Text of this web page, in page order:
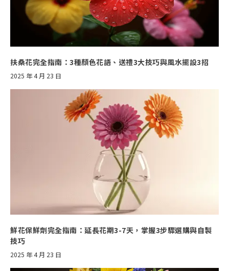
扶桑花完全指南：3種顏色花語、送禮3大技巧與風水擺設3招
2025 年 4 月 23 日
鮮花保鮮劑完全指南：延長花期3-7天，掌握3步驟選購與自製
技巧
2025 年 4 月 23 日